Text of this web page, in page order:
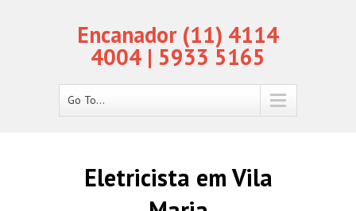
Encanador (11) 4114
4004 | 5933 5165
Go To...
Eletricista em Vila